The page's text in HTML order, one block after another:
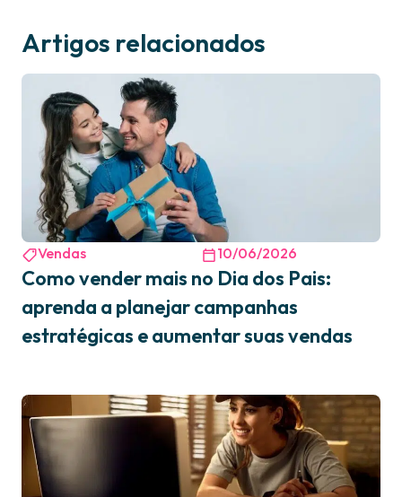
Artigos relacionados
Vendas 10/06/2026
Como vender mais no Dia dos Pais:
aprenda a planejar campanhas
estratégicas e aumentar suas vendas